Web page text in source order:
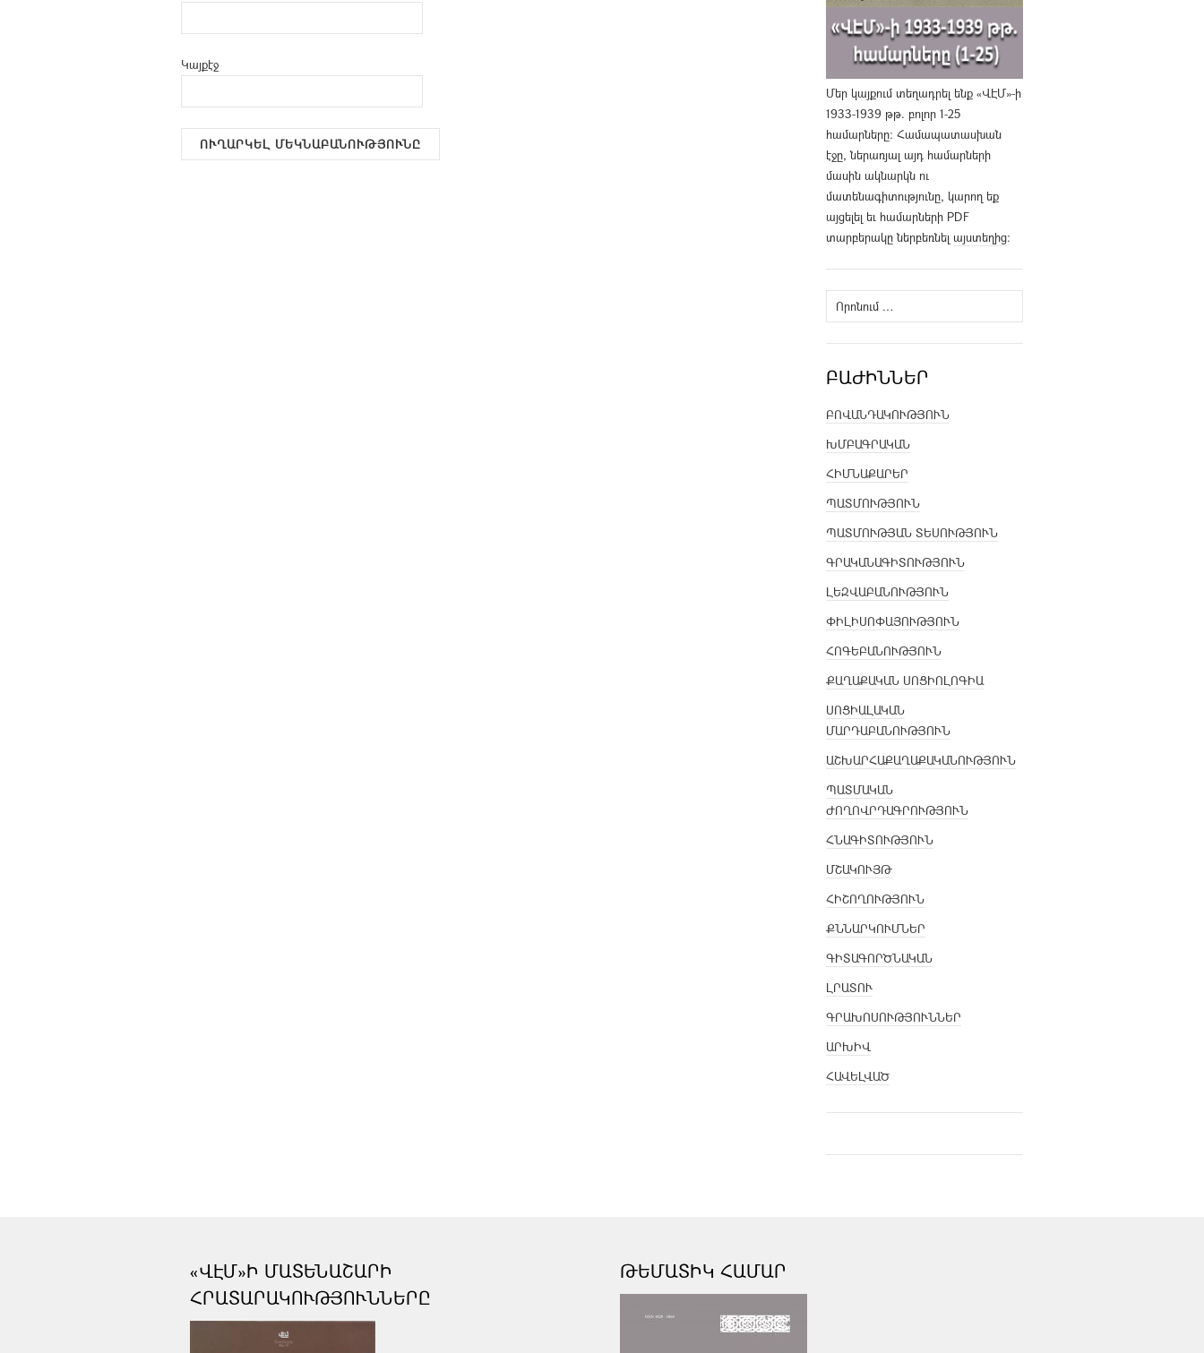
Կայքէջ
Մեր կայքում տեղադրել ենք «ՎԷՄ»-ի
1933-1939 թթ. բոլոր 1-25
համարները։ Համապատասխան
էջը, ներառյալ այդ համարների
մասին ակնարկն ու
մատենագիտությունը, կարող եք
այցելել եւ համարների PDF
տարբերակը ներբեռնել այստեղից։
Որոնել՝
ԲԱԺԻՆՆԵՐ
ԲՈՎԱՆԴԱԿՈՒԹՅՈՒՆ
ԽՄԲԱԳՐԱԿԱՆ
ՀԻՄՆԱՔԱՐԵՐ
ՊԱՏՄՈՒԹՅՈՒՆ
ՊԱՏՄՈՒԹՅԱՆ ՏԵՍՈՒԹՅՈՒՆ
ԳՐԱԿԱՆԱԳԻՏՈՒԹՅՈՒՆ
ԼԵԶՎԱԲԱՆՈՒԹՅՈՒՆ
ՓԻԼԻՍՈՓԱՅՈՒԹՅՈՒՆ
ՀՈԳԵԲԱՆՈՒԹՅՈՒՆ
ՔԱՂԱՔԱԿԱՆ ՍՈՑԻՈԼՈԳԻԱ
ՍՈՑԻԱԼԱԿԱՆ
ՄԱՐԴԱԲԱՆՈՒԹՅՈՒՆ
ԱՇԽԱՐՀԱՔԱՂԱՔԱԿԱՆՈՒԹՅՈՒՆ
ՊԱՏՄԱԿԱՆ
ԺՈՂՈՎՐԴԱԳՐՈՒԹՅՈՒՆ
ՀՆԱԳԻՏՈՒԹՅՈՒՆ
ՄՇԱԿՈՒՅԹ
ՀԻՇՈՂՈՒԹՅՈՒՆ
ՔՆՆԱՐԿՈՒՄՆԵՐ
ԳԻՏԱԳՈՐԾՆԱԿԱՆ
ԼՐԱՏՈՒ
ԳՐԱԽՈՍՈՒԹՅՈՒՆՆԵՐ
ԱՐԽԻՎ
ՀԱՎԵԼՎԱԾ
«ՎԷՄ»Ի ՄԱՏԵՆԱՇԱՐԻ
ՀՐԱՏԱՐԱԿՈՒԹՅՈՒՆՆԵՐԸ
ԹԵՄԱՏԻԿ ՀԱՄԱՐ